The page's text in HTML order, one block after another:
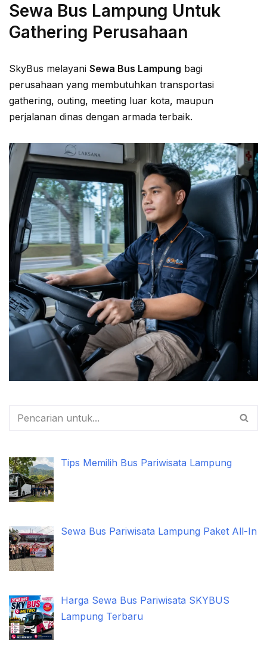
Sewa Bus Lampung Untuk
Gathering Perusahaan
SkyBus melayani Sewa Bus Lampung bagi
perusahaan yang membutuhkan transportasi
gathering, outing, meeting luar kota, maupun
perjalanan dinas dengan armada terbaik.
Tips Memilih Bus Pariwisata Lampung
Sewa Bus Pariwisata Lampung Paket All-In
Harga Sewa Bus Pariwisata SKYBUS
Lampung Terbaru